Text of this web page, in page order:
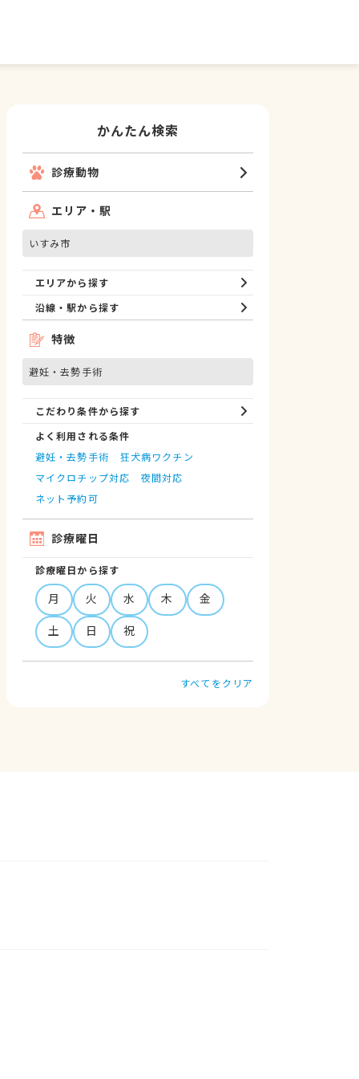
かんたん検索
診療動物
エリア・駅
いすみ市
エリアから探す
沿線・駅から探す
特徴
避妊・去勢手術
こだわり条件から探す
よく利用される条件
避妊・去勢手術
狂犬病ワクチン
マイクロチップ対応
夜間対応
ネット予約可
診療曜日
診療曜日から探す
月 火 水 木
金
土
日 祝
すべてをクリア